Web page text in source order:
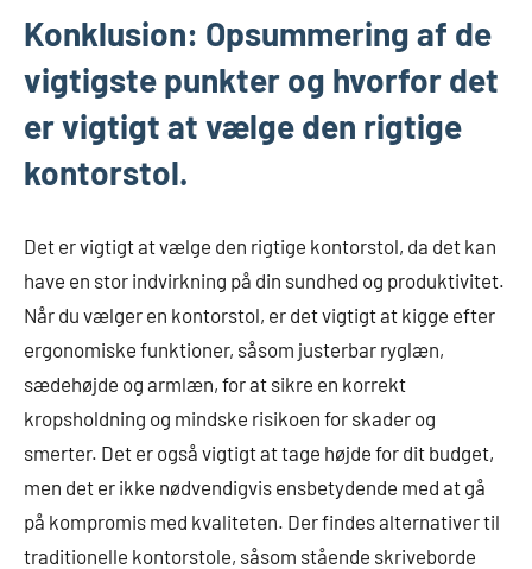
Konklusion: Opsummering af de
vigtigste punkter og hvorfor det
er vigtigt at vælge den rigtige
kontorstol.
Det er vigtigt at vælge den rigtige kontorstol, da det kan
have en stor indvirkning på din sundhed og produktivitet.
Når du vælger en kontorstol, er det vigtigt at kigge efter
ergonomiske funktioner, såsom justerbar ryglæn,
sædehøjde og armlæn, for at sikre en korrekt
kropsholdning og mindske risikoen for skader og
smerter. Det er også vigtigt at tage højde for dit budget,
men det er ikke nødvendigvis ensbetydende med at gå
på kompromis med kvaliteten. Der findes alternativer til
traditionelle kontorstole, såsom stående skriveborde